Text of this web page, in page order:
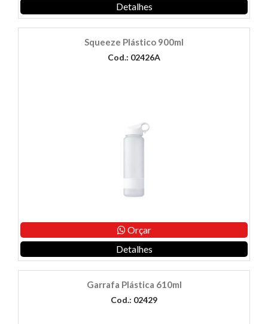
Detalhes
Squeeze Plástico 900ml
Cod.: 02426A
Orçar
Detalhes
Garrafa Plástica 610ml
Cod.: 02429